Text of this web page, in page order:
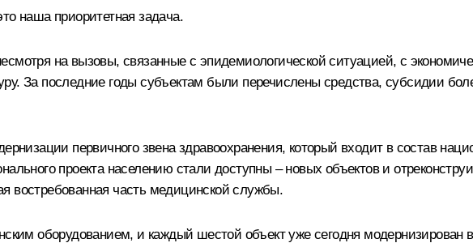
наша приоритетная задача.
на вызовы, связанные с эпидемиологической ситуацией, с
За последние годы субъектам были перечислены средства, субсидии
первичного звена здравоохранения, который входит в состав
проекта населению стали доступны – новых объектов и
востребованная часть медицинской службы.
оборудованием, и каждый шестой объект уже сегодня модернизирован